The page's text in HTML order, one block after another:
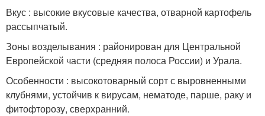
Вкус : высокие вкусовые качества, отварной картофель
рассыпчатый.
Зоны возделывания : районирован для Центральной
Европейской части (средняя полоса России) и Урала.
Особенности : высокотоварный сорт с выровненными
клубнями, устойчив к вирусам, нематоде, парше, раку и
фитофторозу, сверхранний.